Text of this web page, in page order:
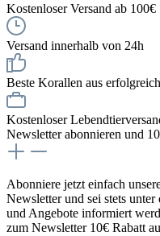
Kostenloser Versand ab 100€
Versand innerhalb von 24h
Beste Korallen aus
Kostenloser
Newsletter abonnieren und
Abonniere jetzt einfach
Newsletter und sei stets
und Angebote informiert
zum Newsletter 10€ Rabatt